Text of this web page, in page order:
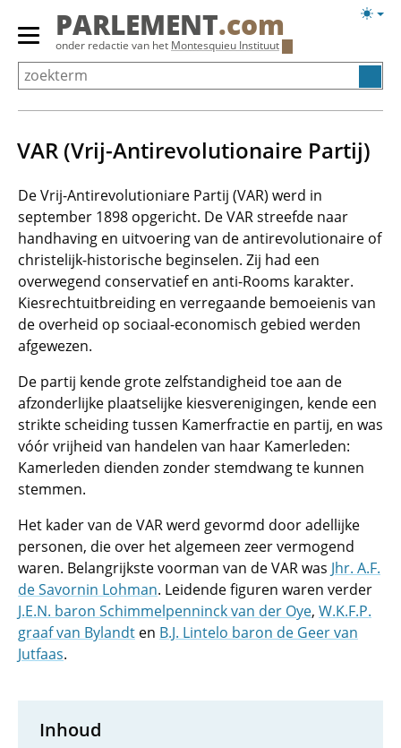
Overslaan
Primair
menu
tonen/verbergen
PARLEMENT.com
onder redactie van het Montesquieu Instituut
VAR (Vrij-Antirevolutionaire Partij)
De Vrij-Antirevolutioniare Partij (VAR) werd in
september 1898 opgericht. De VAR streefde naar
handhaving en uitvoering van de antirevolutionaire of
christelijk-historische beginselen. Zij had een
overwegend conservatief en anti-Rooms karakter.
Kiesrechtuitbreiding en verregaande bemoeienis van
de overheid op sociaal-economisch gebied werden
afgewezen.
De partij kende grote zelfstandigheid toe aan de
afzonderlijke plaatselijke kiesverenigingen, kende een
strikte scheiding tussen Kamerfractie en partij, en was
vóór vrijheid van handelen van haar Kamerleden:
Kamerleden dienden zonder stemdwang te kunnen
stemmen.
Het kader van de VAR werd gevormd door adellijke
personen, die over het algemeen zeer vermogend
waren. Belangrijkste voorman van de VAR was Jhr. A.F.
de Savornin Lohman. Leidende figuren waren verder
J.E.N. baron Schimmelpenninck van der Oye, W.K.F.P.
graaf van Bylandt en B.J. Lintelo baron de Geer van
Jutfaas.
Inhoud